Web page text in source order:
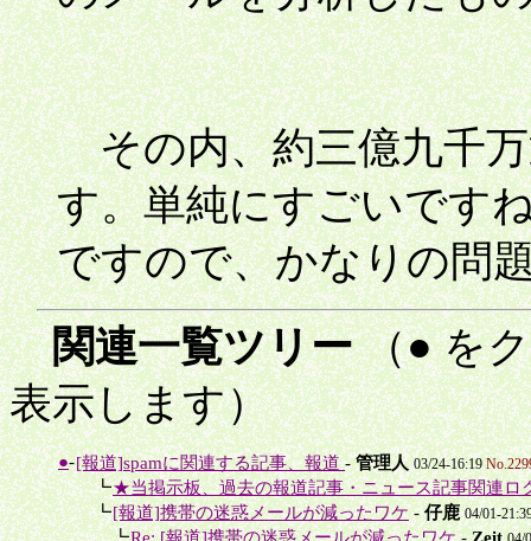
その内、約三億九千万
す。単純にすごいです
ですので、かなりの問
関連一覧ツリー（● を
表示します）
●-[報道]spamに関連する記事、報道-管理人 03/24-16:19
＋┗★当掲示板、過去の報道記事・ニュース記事関連ロ
＋┗[報道]携帯の迷惑メールが減ったワケ-仔鹿 04/01-